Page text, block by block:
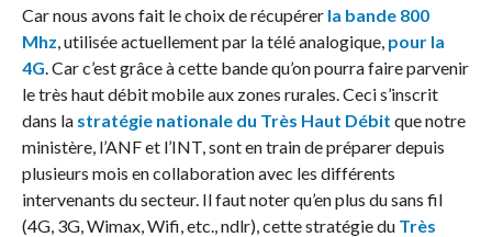
Car nous avons fait le choix de récupérer la bande 800
Mhz , utilisée actuellement par la télé analogique, pour la
4G . Car c’est grâce à cette bande qu’on pourra faire parvenir
le très haut débit mobile aux zones rurales. Ceci s’inscrit
dans la stratégie nationale du Très Haut Débit que notre
ministère, l’ANF et l’INT, sont en train de préparer depuis
plusieurs mois en collaboration avec les différents
intervenants du secteur. Il faut noter qu’en plus du sans fil
(4G, 3G, Wimax, Wifi, etc., ndlr), cette stratégie du Très